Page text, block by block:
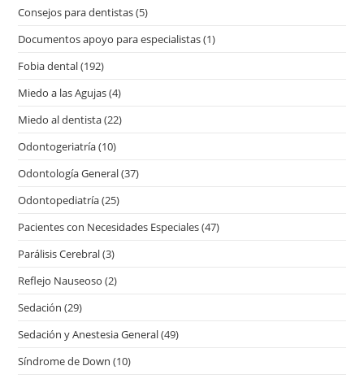
Consejos para dentistas(5)
Documentos apoyo para especialistas(1)
Fobia dental(192)
Miedo a las Agujas(4)
Miedo al dentista(22)
Odontogeriatría(10)
Odontología General(37)
Odontopediatría(25)
Pacientes con Necesidades Especiales(47)
Parálisis Cerebral(3)
Reflejo Nauseoso (2)
Sedación (29)
Sedación y Anestesia General(49)
Síndrome de Down (10)